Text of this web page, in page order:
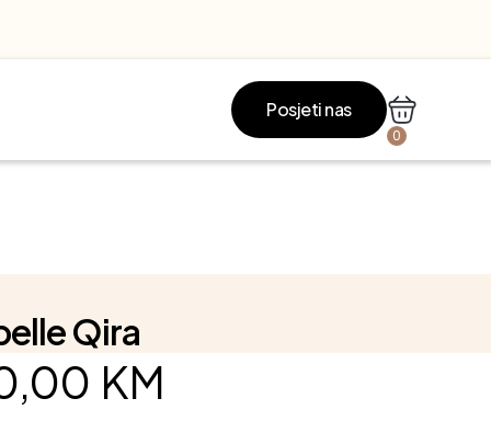
Posjeti nas
0
Qira
KM